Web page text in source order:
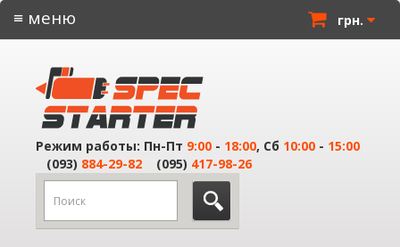
грн.
≡ меню
Режим работы: Пн-Пт 9:00 - 18:00, Сб 10:00 - 15:00
(093) 884-29-82 (095) 417-98-26